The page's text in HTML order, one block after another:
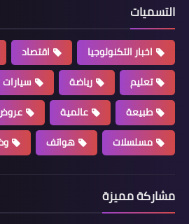
التسميات
اخبار التكنولوجيا اقتصاد
تعليم
رياضة سيارات
طبيعة
عالمية
مسلسلات
هواتف
مشاركة مميزة